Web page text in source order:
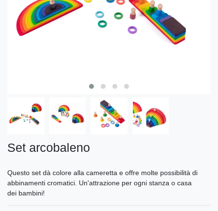
Set arcobaleno
Questo set dà colore alla cameretta e offre molte possibilità di
abbinamenti cromatici. Un'attrazione per ogni stanza o casa
dei bambini!